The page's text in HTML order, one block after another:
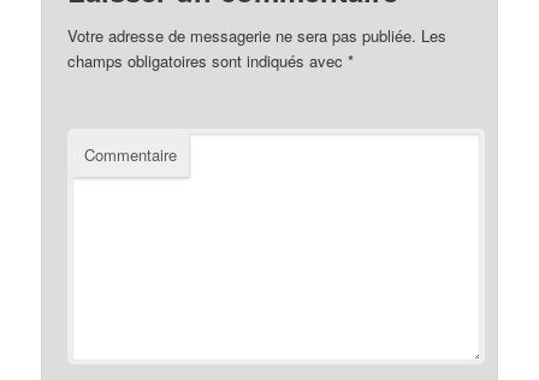
Votre adresse de messagerie ne sera pas publiée. Les
champs obligatoires sont indiqués avec*
Commentaire